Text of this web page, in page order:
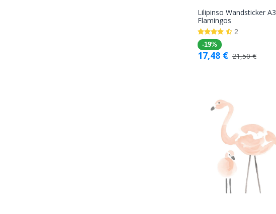
Warenkorb
Lilipinso Wandsticker A3
Flamingos
2
-19%
17,48€ 21,50€